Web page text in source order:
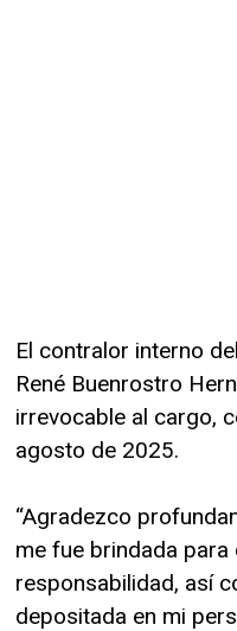
El contralor interno
René Buenrostro
irrevocable al cargo,
agosto de 2025.
“Agradezco
me fue brindada para
responsabilidad, así
depositada en mi